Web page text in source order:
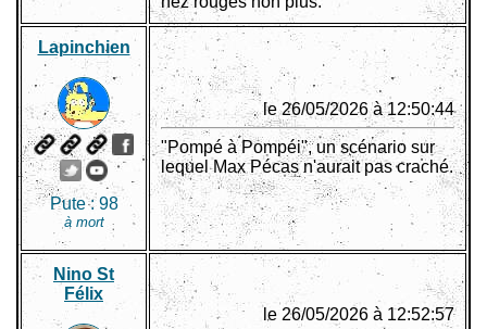
Lapinchien
Pute :98
à mort
le 26/05/2026 à 12:50:44
"Pompé à Pompéi", un scénario sur
lequel Max Pécas n'aurait pas craché.
Nino St
Félix
le 26/05/2026 à 12:52:57